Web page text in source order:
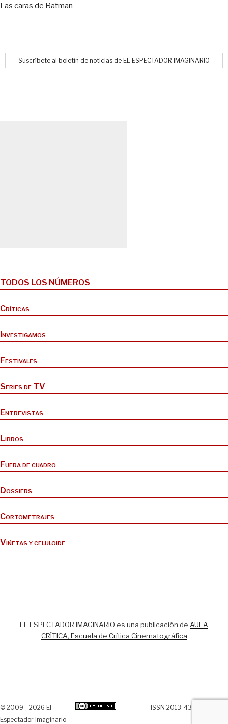
Las caras de Batman
Suscríbete al boletín de noticias de EL ESPECTADOR IMAGINARIO
TODOS LOS NÚMEROS
Críticas
Investigamos
Festivales
Series de TV
Entrevistas
Libros
Fuera de cuadro
Dossiers
Cortometrajes
Viñetas y celuloide
EL ESPECTADOR IMAGINARIO es una publicación de AULA
CRÍTICA, Escuela de Crítica Cinematográfica
© 2009 - 2026 El
Espectador Imaginario
ISSN 2013-438X